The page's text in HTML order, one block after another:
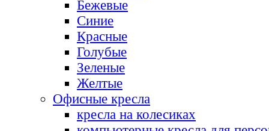
Бежевые
Синие
Красные
Голубые
Зеленые
Желтые
Офисные кресла
кресла на колесиках